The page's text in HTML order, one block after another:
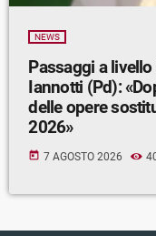
NEWS
Passaggi a
Iannotti (Pd):
delle opere
2026»
today 7 AGOSTO 2026